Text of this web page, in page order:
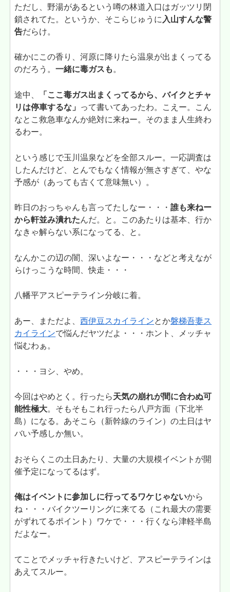
ただし、野湯があるという噂の林道入口はガッツリ閉
鎖されてた。というか、そこらじゅうに 入山すんな警
告だらけ。
確かにこの香り、河原に降りたら温泉が出まくってる
のだろう。一緒に毒ガスも 。
途中、
「ここ毒ガス出まくってるから、バイクとチャ
リは停車するな」
って書いてあったわ。こえー。こん
なとこ救急車なんか絶対に来ねー。そのまま人生終わ
るわー。
という感じで玉川温泉などを全部スルー。一応調査は
したんだけど、とんでもなく情報が無さすぎて、やな
予感が（あっても古くて意味無い）。
昨日のおっちゃんも言ってたしなー・・・誰も来ねー
から軒並み潰れたんだ。と。このあたりは基本、行か
なきゃ解らない系になってる、と。
なんかこの辺の闇、深いよなー・・・などと考えなが
らけっこうな時間、快走・・・
八幡平アスピーテライン分岐に着。
あー、まただよ、西伊豆スカイラインとか磐梯吾妻ス
カイラインで悩んだヤツだよ・・・ホント、メッチャ
悩むわぁ。
・・・ヨシ、やめ。
今回はやめとく。行ったら天気の崩れが間に合わぬ可
能性極大。そもそもこれ行ったら八戸方面（下北半
島）になる。あそこら（新幹線のライン）の土日はヤ
バい予感しか無い。
おそらくこの土日あたり、大量の大規模イベントが開
催予定になってるはず。
俺はイベントに参加しに行ってるワケじゃないから
ね・・・バイクツーリングに来てる（これ最大の需要
がずれてるポイント）ワケで・・・行くなら津軽半島
だよなー。
てことでメッチャ行きたいけど、アスピーテラインは
あえてスルー。